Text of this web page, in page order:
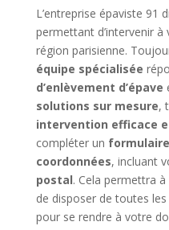
L’entreprise épaviste 91
permettant d’intervenir
région parisienne.
équipe spécialisée
d’enlèvement d’épave
solutions sur mesure,
intervention efficace
compléter un formulaire
coordonnées, incluant
postal. Cela permettra
de disposer de toutes
pour se rendre à votre